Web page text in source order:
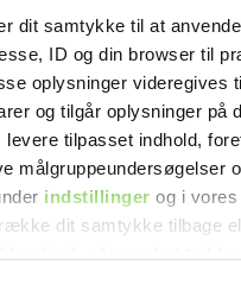
dit samtykke til at
ID og din browser til
oplysninger videregives
og tilgår oplysninger på
tilpasset indhold,
målgruppeundersøgelser
indstillinger og i vores
dit samtykke tilbage